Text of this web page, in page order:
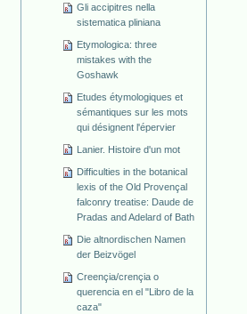
Gli accipitres nella
sistematica pliniana
Etymologica: three
mistakes with the
Goshawk
Etudes étymologiques et
sémantiques sur les mots
qui désignent l'épervier
Lanier. Histoire d'un mot
Difficulties in the botanical
lexis of the Old Provençal
falconry treatise: Daude de
Pradas and Adelard of Bath
Die altnordischen Namen
der Beizvögel
Creençia/crençia o
querencia en el "Libro de la
caza"